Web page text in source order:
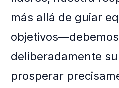
más allá de guiar
deliberadamente
prosperar